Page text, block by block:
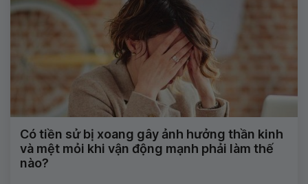
Có tiền sử bị xoang gây ảnh hưởng thần kinh
và mệt mỏi khi vận động mạnh phải làm thế
nào?